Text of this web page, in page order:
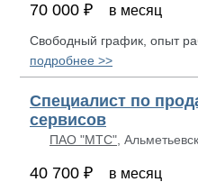
70 000 ₽ в месяц
Свободный график, опыт
подробнее >>
Специалист по
сервисов
ПАО "МТС" , Альметьевск
40 700 ₽ в месяц